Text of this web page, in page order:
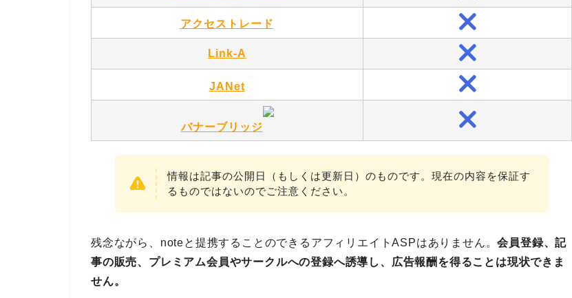
アクセストレード
Link-A
JANet
バナーブリッジ
情報は記事の公開日（もしくは更新日）のものです。現在の内容を保証す
るものではないのでご注意ください。
残念ながら、noteと提携することのできるアフィリエイトASPはありません。会員登録、記
事の販売、プレミアム会員やサークルへの登録へ誘導し、広告報酬を得ることは現状できま
せん。